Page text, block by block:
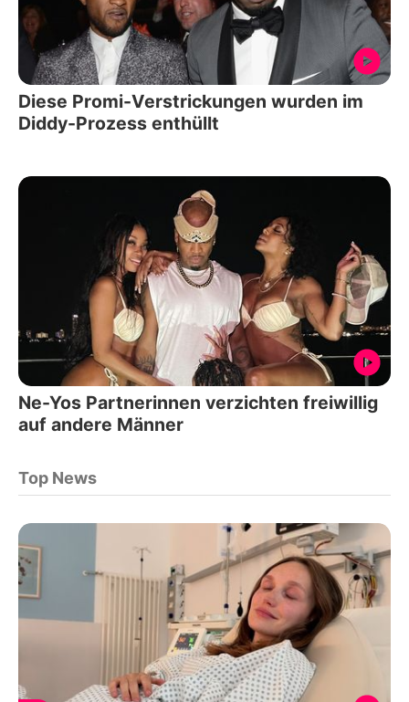
Diese Promi-Verstrickungen wurden im
Diddy-Prozess enthüllt
Ne-Yos Partnerinnen verzichten freiwillig
auf andere Männer
Top News